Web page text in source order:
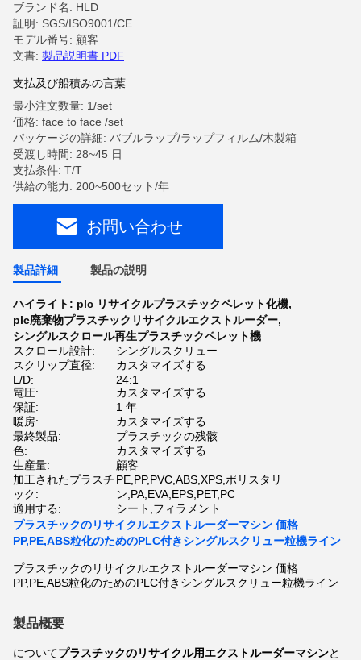
ブランド名: HLD
証明: SGS/ISO9001/CE
モデル番号: 顧客
文書: 製品説明書 PDF
支払及び船積みの言葉
最小注文数量: 1/set
価格: face to face /set
パッケージの詳細: バブルラップ/ラップフィルム/木製箱
受渡し時間: 28~45 日
支払条件: T/T
供給の能力: 200~500セット/年
お問い合わせ
製品詳細 製品の説明
ハイライト: plc リサイクルプラスチックペレット化機,
plc廃棄物プラスチックリサイクルエクストルーダー,
シングルスクロール再生プラスチックペレット機
スクロール設計:
シングルスクリュー
スクリップ直径:
カスタマイズする
L/D:
24:1
電圧:
カスタマイズする
保証:
1 年
暖房:
カスタマイズする
最終製品:
プラスチックの残骸
色:
カスタマイズする
生産量:
顧客
加工されたプラスチ
ック:
PE,PP,PVC,ABS,XPS,ポリスタリ
ン,PA,EVA,EPS,PET,PC
適用する:
シート,フィラメント
プラスチックのリサイクルエクストルーダーマシン 価格
PP,PE,ABS粒化のためのPLC付きシングルスクリュー粒機ライン
プラスチックのリサイクルエクストルーダーマシン 価格
PP,PE,ABS粒化のためのPLC付きシングルスクリュー粒機ライン
製品概要
についてプラスチックのリサイクル用エクストルーダーマシンと